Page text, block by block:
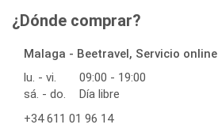
¿Dónde comprar?
Malaga - Beetravel, Servicio online
lu. - vi.
09:00 - 19:00
sá. - do.
Día libre
+34 611 01 96 14